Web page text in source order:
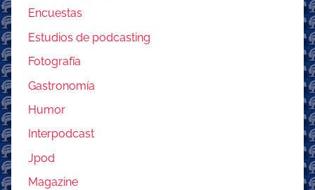
Encuestas
Estudios de podcasting
Fotografía
Gastronomía
Humor
Interpodcast
Jpod
Magazine